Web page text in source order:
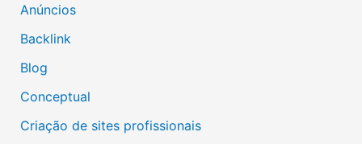
Anúncios
Backlink
Blog
Conceptual
Criação de sites profissionais